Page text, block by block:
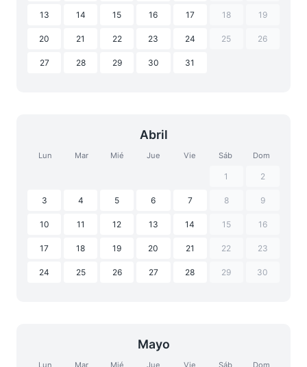
13 14 15 16 17 18 19
20 21 22 23 24 25 26
27 28 29 30 31
Abril
Lun Mar Mié Jue Vie Sáb Dom
1 2
3 4 5 6 7 8 9
10 11 12 13 14 15 16
17 18 19 20 21 22 23
24 25 26 27 28 29 30
Mayo
Lun Mar Mié Jue Vie Sáb Dom